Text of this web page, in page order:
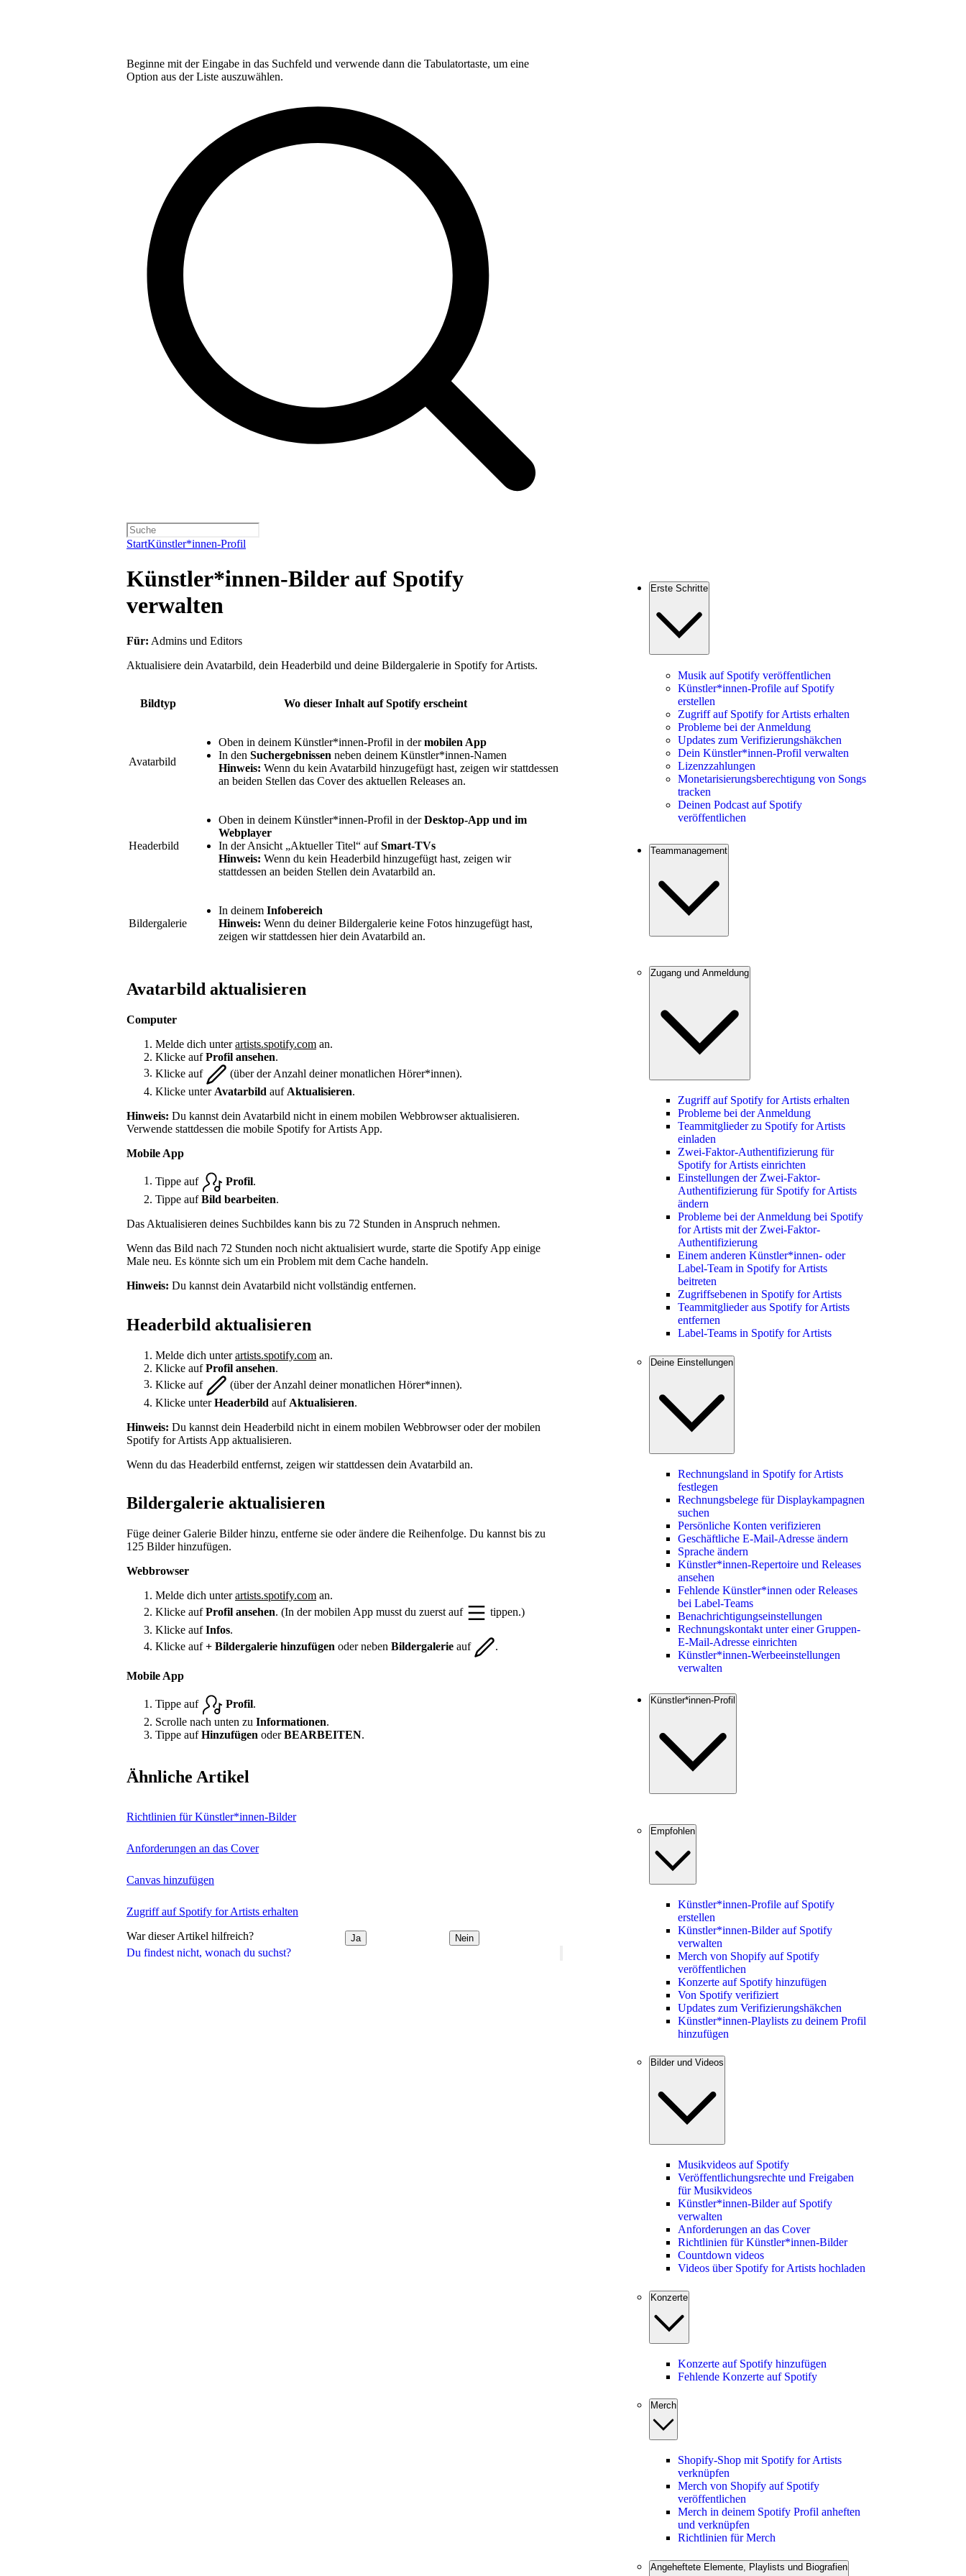
Beginne mit der Eingabe in das Suchfeld und verwende dann die Tabulatortaste, um eine
Option aus der Liste auszuwählen.
StartKünstler*innen-Profil
Du findest nicht, wonach du suchst?
Künstler*innen-Bilder auf Spotify
verwalten
Für: Admins und Editors
Aktualisiere dein Avatarbild, dein Headerbild und deine Bildergalerie in Spotify for Artists.
Bildtyp Wo dieser Inhalt auf Spotify erscheint
Avatarbild
Oben in deinem Künstler*innen-Profil in dermobilen App
In den Suchergebnissen neben deinem Künstler*innen-Namen
Hinweis: Wenn du kein Avatarbild hinzugefügt hast, zeigen wir stattdessen
an beiden Stellen das Cover des aktuellen Releases an.
Headerbild
Oben in deinem Künstler*innen-Profil in derDesktop-App und im
Webplayer
In der Ansicht „Aktueller Titel“ aufSmart-TVs
Hinweis: Wenn du kein Headerbild hinzugefügt hast, zeigen wir
stattdessen an beiden Stellen dein Avatarbild an.
Bildergalerie
In deinem Infobereich
Hinweis: Wenn du deiner Bildergalerie keine Fotos hinzugefügt hast,
zeigen wir stattdessen hier dein Avatarbild an.
Avatarbild aktualisieren
Computer
Melde dich unterartists.spotify.com an.
Klicke aufProfil ansehen.
Klicke auf
(über der Anzahl deiner monatlichen Hörer*innen).
Klicke unter Avatarbild auf Aktualisieren.
Hinweis: Du kannst dein Avatarbild nicht in einem mobilen Webbrowser aktualisieren.
Verwende stattdessen die mobile Spotify for Artists App.
Mobile App
Tippe auf Profil
Tippe aufBild bearbeiten.
Das Aktualisieren deines Suchbildes kann bis zu 72 Stunden in Anspruch nehmen.
Wenn das Bild nach 72 Stunden noch nicht aktualisiert wurde, starte die Spotify App einige
Male neu. Es könnte sich um ein Problem mit dem Cache handeln.
Hinweis: Du kannst dein Avatarbild nicht vollständig entfernen.
Headerbild aktualisieren
Melde dich unterartists.spotify.com an.
Klicke aufProfil ansehen.
Klicke auf
(über der Anzahl deiner monatlichen Hörer*innen).
Klicke unterHeaderbild auf Aktualisieren.
Hinweis: Du kannst dein Headerbild nicht in einem mobilen Webbrowser oder der mobilen
Spotify for Artists App aktualisieren.
Wenn du das Headerbild entfernst, zeigen wir stattdessen dein Avatarbild an.
Bildergalerie aktualisieren
Füge deiner Galerie Bilder hinzu, entferne sie oder ändere die Reihenfolge. Du kannst bis zu
125 Bilder hinzufügen.
Webbrowser
Melde dich unterartists.spotify.com an.
Klicke aufProfil ansehen. (In der mobilen App musst du zuerst auf
tippen.)
Klicke aufInfos.
Klicke auf+ Bildergalerie hinzufügen oder neben Bildergalerie auf .
Mobile App
Tippe auf Profil.
Scrolle nach unten zu Informationen.
Tippe aufHinzufügen oderBEARBEITEN.
Ähnliche Artikel
Richtlinien für Künstler*innen-Bilder
Anforderungen an das Cover
Canvas hinzufügen
Zugriff auf Spotify for Artists erhalten
War dieser Artikel hilfreich? Ja Nein
Erste Schritte
Musik auf Spotify veröffentlichen
Künstler*innen-Profile auf Spotify
erstellen
Zugriff auf Spotify for Artists erhalten
Probleme bei der Anmeldung
Updates zum Verifizierungshäkchen
Dein Künstler*innen-Profil verwalten
Lizenzzahlungen
Monetarisierungsberechtigung von Songs
tracken
Deinen Podcast auf Spotify
veröffentlichen
Teammanagement
Zugang und Anmeldung
Zugriff auf Spotify for Artists erhalten
Probleme bei der Anmeldung
Teammitglieder zu Spotify for Artists
einladen
Zwei-Faktor-Authentifizierung für
Spotify for Artists einrichten
Einstellungen der Zwei-Faktor-
Authentifizierung für Spotify for Artists
ändern
Probleme bei der Anmeldung bei Spotify
for Artists mit der Zwei-Faktor-
Authentifizierung
Einem anderen Künstler*innen- oder
Label-Team in Spotify for Artists
beitreten
Zugriffsebenen in Spotify for Artists
Teammitglieder aus Spotify for Artists
entfernen
Label-Teams in Spotify for Artists
Deine Einstellungen
Rechnungsland in Spotify for Artists
festlegen
Rechnungsbelege für Displaykampagnen
suchen
Persönliche Konten verifizieren
Geschäftliche E-Mail-Adresse ändern
Sprache ändern
Künstler*innen-Repertoire und Releases
ansehen
Fehlende Künstler*innen oder Releases
bei Label-Teams
Benachrichtigungseinstellungen
Rechnungskontakt unter einer Gruppen-
E-Mail-Adresse einrichten
Künstler*innen-Werbeeinstellungen
verwalten
Künstler*innen-Profil
Empfohlen
Künstler*innen-Profile auf Spotify
erstellen
Künstler*innen-Bilder auf Spotify
verwalten
Merch von Shopify auf Spotify
veröffentlichen
Konzerte auf Spotify hinzufügen
Von Spotify verifiziert
Updates zum Verifizierungshäkchen
Künstler*innen-Playlists zu deinem Profil
hinzufügen
Bilder und Videos
Musikvideos auf Spotify
Veröffentlichungsrechte und Freigaben
für Musikvideos
Künstler*innen-Bilder auf Spotify
verwalten
Anforderungen an das Cover
Richtlinien für Künstler*innen-Bilder
Countdown videos
Videos über Spotify for Artists hochladen
Konzerte
Konzerte auf Spotify hinzufügen
Fehlende Konzerte auf Spotify
Merch
Shopify-Shop mit Spotify for Artists
verknüpfen
Merch von Shopify auf Spotify
veröffentlichen
Merch in deinem Spotify Profil anheften
und verknüpfen
Richtlinien für Merch
Angeheftete Elemente, Playlists und Biografien